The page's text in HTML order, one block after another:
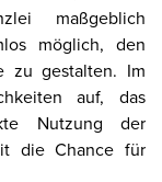
maßgeblich
möglich, den
zu gestalten. Im
auf, das
Nutzung der
die Chance für